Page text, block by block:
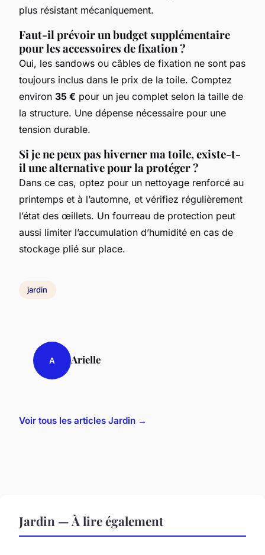
plus résistant mécaniquement.
Faut-il prévoir un budget supplémentaire
pour les accessoires de fixation ?
Oui, les sandows ou câbles de fixation ne sont pas
toujours inclus dans le prix de la toile. Comptez
environ 35 € pour un jeu complet selon la taille de
la structure. Une dépense nécessaire pour une
tension durable.
Si je ne peux pas hiverner ma toile, existe-t-
il une alternative pour la protéger ?
Dans ce cas, optez pour un nettoyage renforcé au
printemps et à l’automne, et vérifiez régulièrement
l’état des œillets. Un fourreau de protection peut
aussi limiter l’accumulation d’humidité en cas de
stockage plié sur place.
jardin
A Arielle
Voir tous les articles Jardin →
Jardin — À lire également